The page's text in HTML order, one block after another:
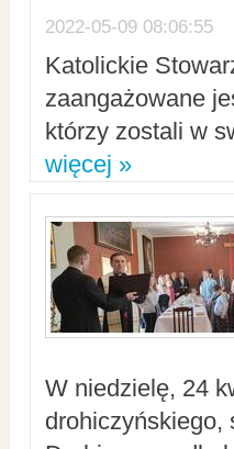
2022-05-09 08:06:55
Katolickie
zaangażowane
którzy zostali w
więcej »
W niedzielę, 24
drohiczyńskiego,